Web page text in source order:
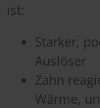
ist:
Starker,
Auslöser
Zahn
Wärme,